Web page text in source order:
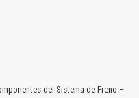
del Sistema de Freno –